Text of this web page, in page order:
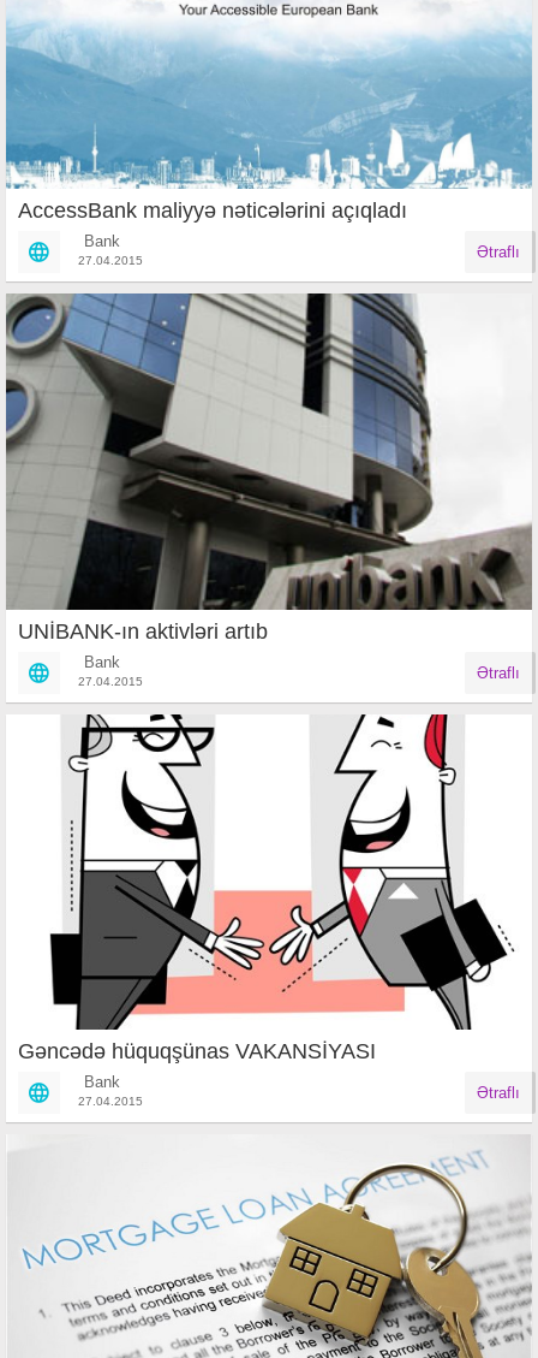
AccessBank maliyyə nəticələrini açıqladı
Bank
27.04.2015 Ətraflı
UNİBANK-ın aktivləri artıb
Bank
27.04.2015 Ətraflı
Gəncədə hüquqşünas VAKANSİYASI
Bank
27.04.2015 Ətraflı